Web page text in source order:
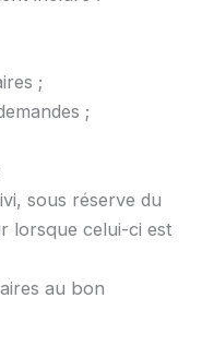
;
;
sous réserve du
lorsque celui-ci est
au bon